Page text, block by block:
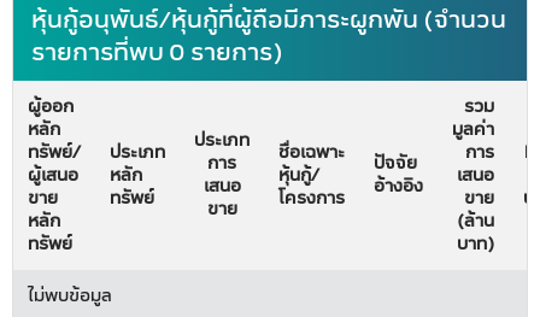
หุ้นกู้อนุพันธ์/หุ้นกู้ที่ผู้ถือมีภาระผูกพัน (จำนวน
รายการที่พบ 0 รายการ)
ผู้ออก
หลัก
ทรัพย์/
ผู้เสนอ
ขาย
หลัก
ทรัพย์
ประเภท
หลัก
ทรัพย์
ประเภท
การ
เสนอ
ขาย
ชื่อเฉพาะ
หุ้นกู้/
โครงการ
ปัจจัย
อ้างอิง
รวม
มูลค่า
การ
เสนอ
ขาย
(ล้าน
บาท)
บั
ไม่พบข้อมูล